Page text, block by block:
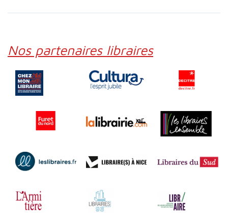
Nos partenaires libraires